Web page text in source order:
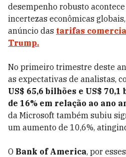
desempenho robusto
incertezas econômicas
anúncio das tarifas
Trump.
No primeiro trimestre deste
as expectativas de analistas,
US$ 65,6 bilhões e US$
de 16% em relação ao ano
da Microsoft também subiu
um aumento de 10,6%,
O Bank of America, por